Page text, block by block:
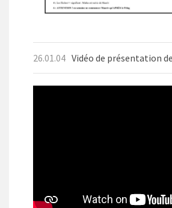
26.01.04